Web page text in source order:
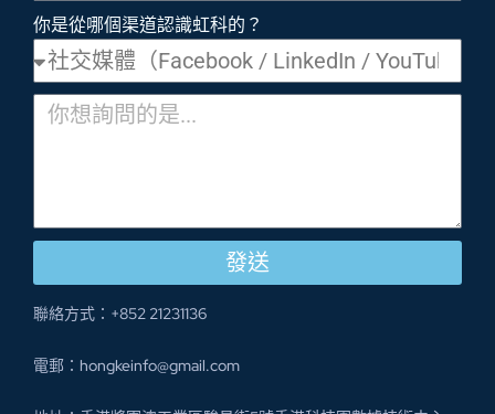
你是從哪個渠道認識虹科的？
發送
聯絡方式：+852 21231136
電郵：hongkeinfo@gmail.com